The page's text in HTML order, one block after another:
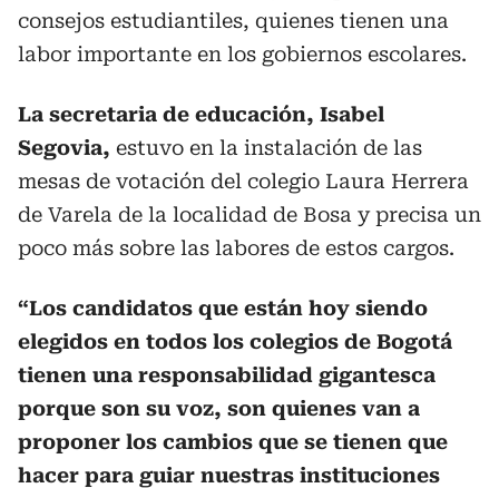
consejos estudiantiles, quienes tienen una
labor importante en los gobiernos escolares.
La secretaria de educación, Isabel
Segovia, estuvo en la instalación de las
mesas de votación del colegio Laura Herrera
de Varela de la localidad de Bosa y precisa un
poco más sobre las labores de estos cargos.
“Los candidatos que están hoy siendo
elegidos en todos los colegios de Bogotá
tienen una responsabilidad gigantesca
porque son su voz, son quienes van a
proponer los cambios que se tienen que
hacer para guiar nuestras instituciones